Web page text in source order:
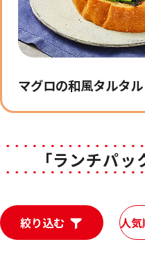
マグロの和風タルタル
「ランチパ
絞り込む 人